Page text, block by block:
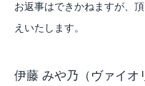
お返事はできかねますが、
えいたします。
伊藤 みや乃 （ヴァイオ